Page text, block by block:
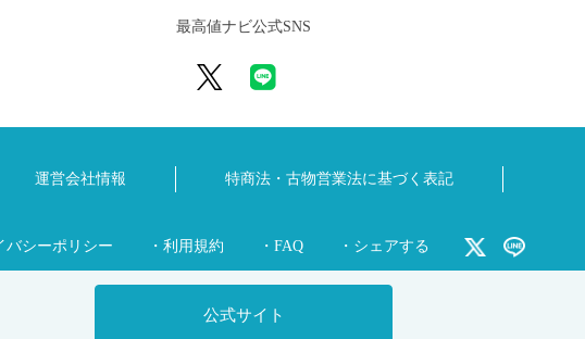
公式サイト
最高値ナビ公式SNS
運営会社情報 特商法・古物営業法に基づく表記
バシーポリシー ・利用規約 ・FAQ ・シェアする